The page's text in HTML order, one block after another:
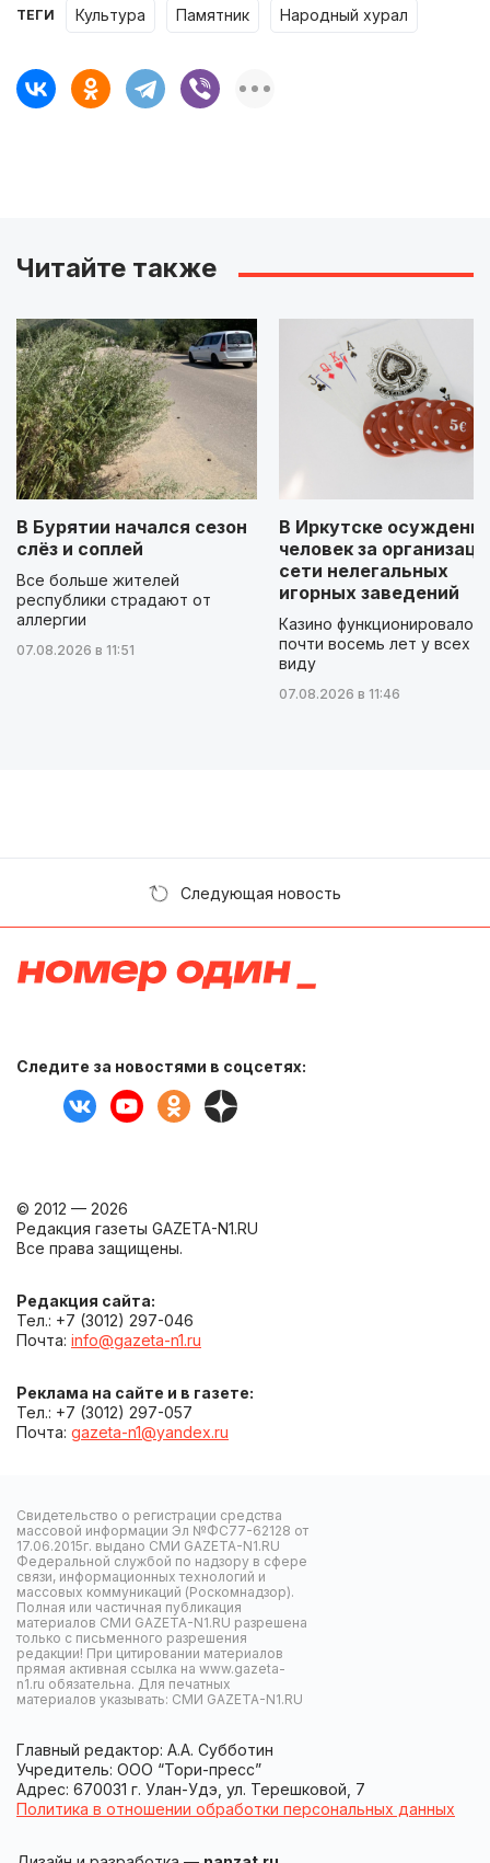
ТЕГИ Культура памятник народный хурал
Читайте также
В Бурятии начался сезон
слёз и соплей
Все больше жителей
республики страдают от
аллергии
07.08.2026 в 11:51
В Иркутске осуждены
человек за
сети нелегальных
игорных заведений
Казино функционировало
почти восемь лет у всех
виду
07.08.2026 в 11:46
Следующая новость
Следите за новостями в соцсетях:
© 2012 — 2026
Редакция газеты GAZETA-N1.RU
Все права защищены.
Редакция сайта:
Тел.: +7 (3012) 297-046
Почта: info@gazeta-n1.ru
Реклама на сайте и в газете:
Тел.: +7 (3012) 297-057
Почта: gazeta-n1@yandex.ru
Свидетельство о регистрации средства
массовой информации Эл №ФС77-62128 от
17.06.2015г. выдано СМИ GAZETA-N1.RU
Федеральной службой по надзору в сфере
связи, информационных технологий и
массовых коммуникаций (Роскомнадзор).
Полная или частичная публикация
материалов СМИ GAZETA-N1.RU разрешена
только с письменного разрешения
редакции! При цитировании материалов
прямая активная ссылка на www.gazeta-
n1.ru обязательна. Для печатных
материалов указывать: СМИ GAZETA-N1.RU
Главный редактор: А.А. Субботин
Учредитель: ООО “Тори-пресс”
Адрес: 670031 г. Улан-Удэ, ул. Терешковой, 7
Политика в отношении обработки персональных данных